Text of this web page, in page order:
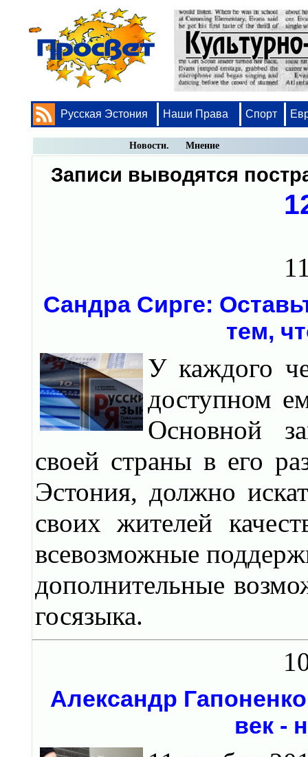
Русская Эстония Наши Права Спорт
Новости. Мнение
Записи выводятся
Сандра Сирге:
тем,
У каждого
доступном
Основной
своей страны в его
Эстония, должно
своих жителей
всевозможные
дополнительные
госязыка.
Александр
век -